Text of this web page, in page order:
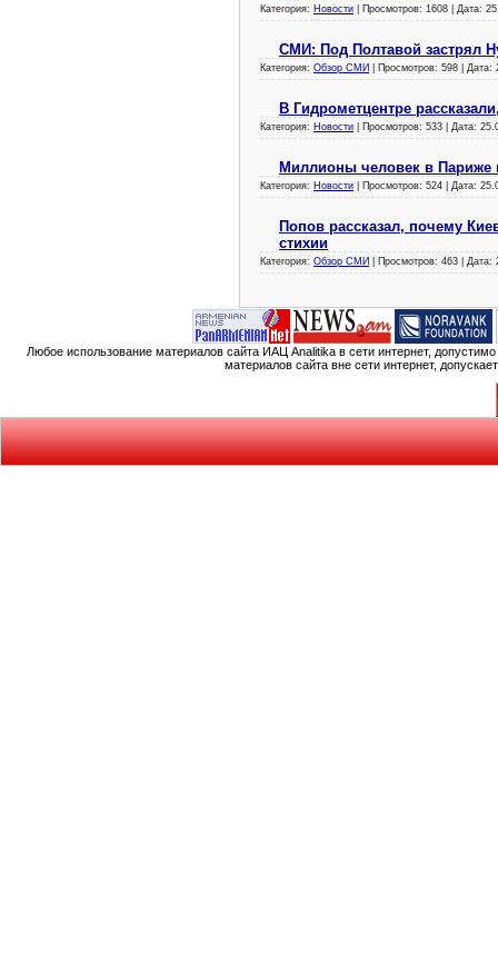
Категория: Новости | Просмотров: 1608 | Дата:
СМИ: Под Полтавой застрял
Категория: Обзор СМИ | Просмотров: 598 | Дата:
В Гидрометцентре
Категория: Новости | Просмотров: 533 | Дата:
Миллионы человек в Париже
Категория: Новости | Просмотров: 524 | Дата:
Попов рассказал, почему
стихии
Категория: Обзор СМИ | Просмотров: 463 | Дата:
Любое использование материалов сайта ИАЦ Analitika в сети интернет,
материалов сайта вне сети интернет,